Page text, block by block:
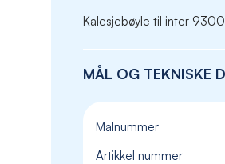
Kalesjebøyle til inter
MÅL OG TEKNISKE
Malnummer
Artikkel nummer